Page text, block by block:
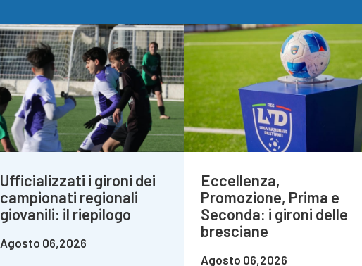
Ufficializzati i gironi dei
campionati regionali
giovanili: il riepilogo
Agosto 06,2026
Eccellenza,
Promozione, Prima e
Seconda: i gironi delle
bresciane
Agosto 06,2026